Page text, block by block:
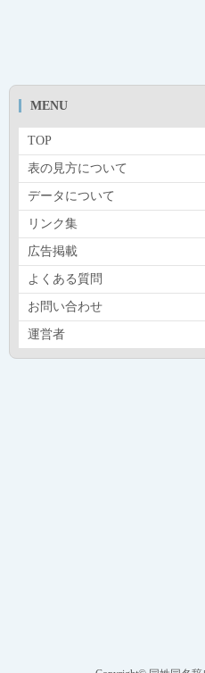
MENU
TOP
表の見方について
データについて
リンク集
広告掲載
よくある質問
お問い合わせ
運営者